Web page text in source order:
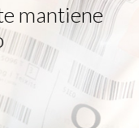
mantiene